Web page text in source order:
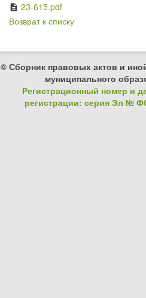
description 23-615.pdf
Возврат к списку
© Сборник правовых актов и
муниципального
Регистрационный номер и
регистрации: серия Эл №